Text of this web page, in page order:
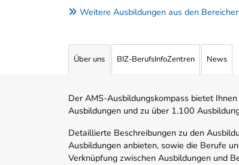
Weitere Ausbildungen aus den
Über uns BIZ-BerufsInfoZentren News
Der AMS-Ausbildungskompass bietet
Ausbildungen und zu über 1.100
Detaillierte Beschreibungen zu den
Ausbildungen anbieten, sowie die Berufe
Verknüpfung zwischen Ausbildungen und